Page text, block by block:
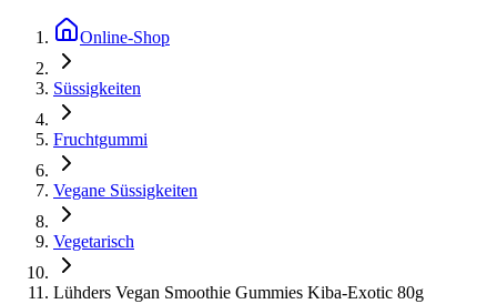
Online-Shop
Süssigkeiten
Fruchtgummi
Vegane Süssigkeiten
Vegetarisch
Lühders Vegan Smoothie Gummies Kiba-Exotic 80g